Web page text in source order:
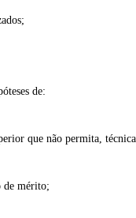
de:
que não permita,
de mérito;